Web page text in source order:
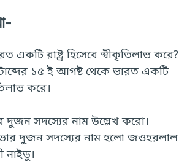
একটি রাষ্ট্র হিসেবে স্বীকৃতিলাভ করে?
১৫ ই আগষ্ট থেকে ভারত একটি
করে।
দুজন সদস্যের নাম উল্লেখ করো।
দুজন সদস্যের নাম হলো জওহরলাল